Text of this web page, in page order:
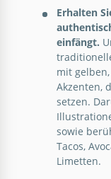
Sie können Ihr
Arten
Restaurant-
verwenden.
Erhalten
einfängt.
mit
Akzenten,
setzen.
sowie
Tacos,
Limetten.